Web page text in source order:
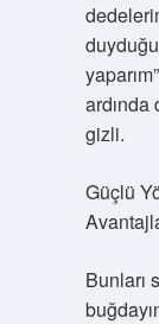
ardında
gizli.
Güçlü
Bunları